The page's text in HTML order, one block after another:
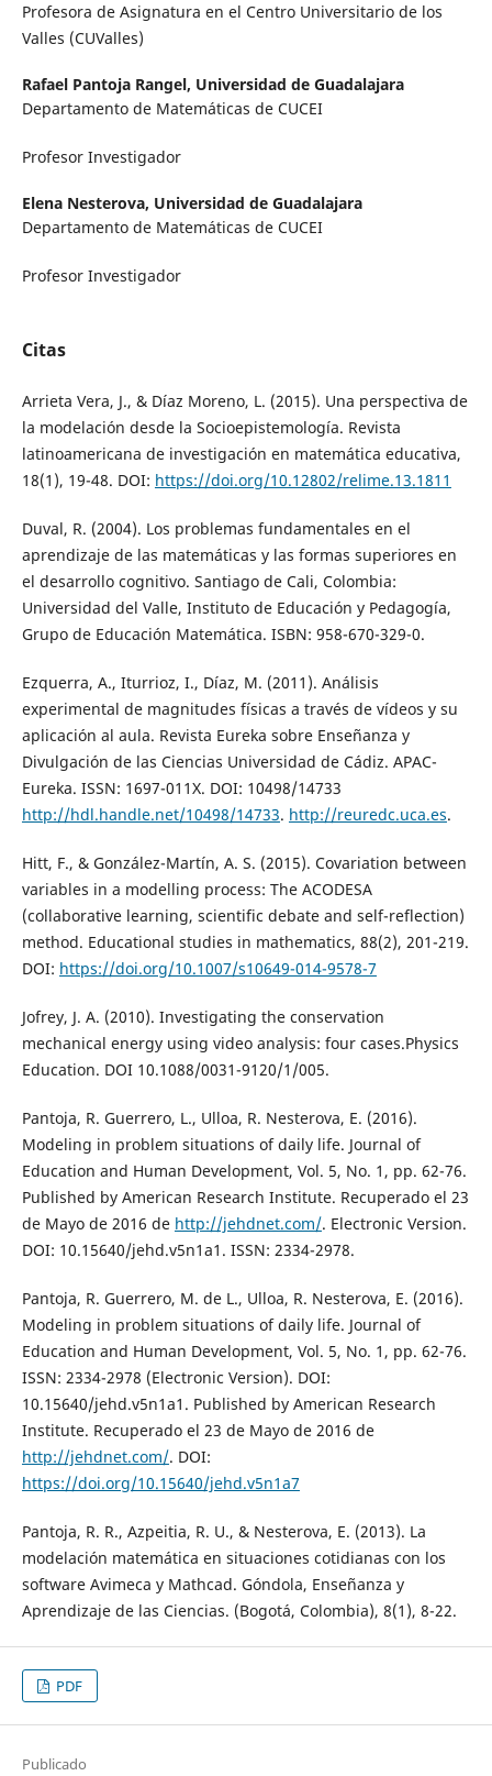
Profesora de Asignatura en el Centro Universitario de los
Valles (CUValles)
Rafael Pantoja Rangel, Universidad de Guadalajara
Departamento de Matemáticas de CUCEI
Profesor Investigador
Elena Nesterova, Universidad de Guadalajara
Departamento de Matemáticas de CUCEI
Profesor Investigador
Citas
Arrieta Vera, J., & Díaz Moreno, L. (2015). Una perspectiva de
la modelación desde la Socioepistemología. Revista
latinoamericana de investigación en matemática educativa,
18(1), 19-48. DOI: https://doi.org/10.12802/relime.13.1811
Duval, R. (2004). Los problemas fundamentales en el
aprendizaje de las matemáticas y las formas superiores en
el desarrollo cognitivo. Santiago de Cali, Colombia:
Universidad del Valle, Instituto de Educación y Pedagogía,
Grupo de Educación Matemática. ISBN: 958-670-329-0.
Ezquerra, A., Iturrioz, I., Díaz, M. (2011). Análisis
experimental de magnitudes físicas a través de vídeos y su
aplicación al aula. Revista Eureka sobre Enseñanza y
Divulgación de las Ciencias Universidad de Cádiz. APAC-
Eureka. ISSN: 1697-011X. DOI: 10498/14733
http://hdl.handle.net/10498/14733. http://reuredc.uca.es.
Hitt, F., & González-Martín, A. S. (2015). Covariation between
variables in a modelling process: The ACODESA
(collaborative learning, scientific debate and self-reflection)
method. Educational studies in mathematics, 88(2), 201-219.
DOI: https://doi.org/10.1007/s10649-014-9578-7
Jofrey, J. A. (2010). Investigating the conservation
mechanical energy using video analysis: four cases.Physics
Education. DOI 10.1088/0031-9120/1/005.
Pantoja, R. Guerrero, L., Ulloa, R. Nesterova, E. (2016).
Modeling in problem situations of daily life. Journal of
Education and Human Development, Vol. 5, No. 1, pp. 62-76.
Published by American Research Institute. Recuperado el 23
de Mayo de 2016 de http://jehdnet.com/. Electronic Version.
DOI: 10.15640/jehd.v5n1a1. ISSN: 2334-2978.
Pantoja, R. Guerrero, M. de L., Ulloa, R. Nesterova, E. (2016).
Modeling in problem situations of daily life. Journal of
Education and Human Development, Vol. 5, No. 1, pp. 62-76.
ISSN: 2334-2978 (Electronic Version). DOI:
10.15640/jehd.v5n1a1. Published by American Research
Institute. Recuperado el 23 de Mayo de 2016 de
http://jehdnet.com/. DOI:
https://doi.org/10.15640/jehd.v5n1a7
Pantoja, R. R., Azpeitia, R. U., & Nesterova, E. (2013). La
modelación matemática en situaciones cotidianas con los
software Avimeca y Mathcad. Góndola, Enseñanza y
Aprendizaje de las Ciencias. (Bogotá, Colombia), 8(1), 8-22.
PDF
Publicado